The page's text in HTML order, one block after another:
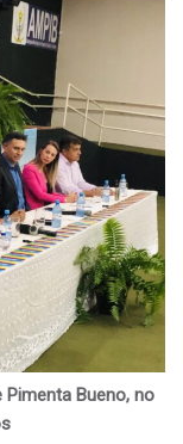
Bueno, no